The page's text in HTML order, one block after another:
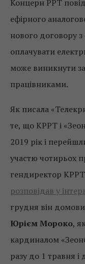
Концерн РРТ
ефірного
нового договору
оплачувати
може виникнути
працівниками.
Як писала
те, що КРРТ і
2019 рік і
участю чотирьох
гендиректор КРРТ
розповідав у
грудня він
Юрієм Мороко,
кардиналом
разу до 1 травня і